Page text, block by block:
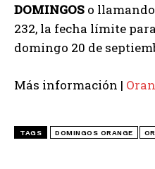
DOMINGOS o
232, la fecha límite
domingo 20 de
Más información |
TAGS DOMINGOS ORANGE